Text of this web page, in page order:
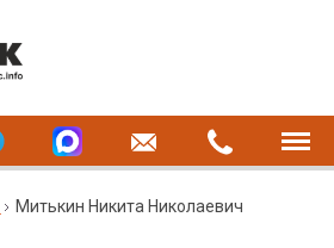
Митькин Никита Николаевич